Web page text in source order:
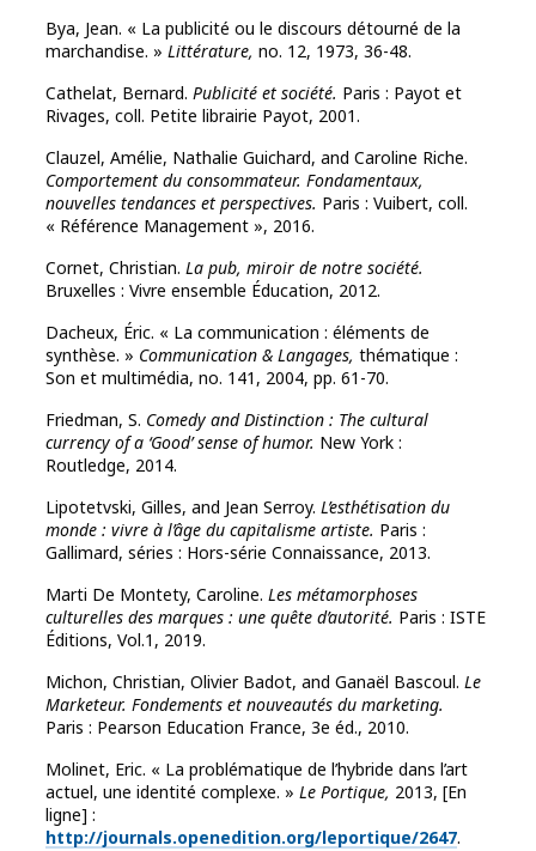
Bya, Jean. « La publicité ou le discours détourné de la
marchandise. » Littérature, no. 12, 1973, 36-48.
Cathelat, Bernard. Publicité et société. Paris : Payot et
Rivages, coll. Petite librairie Payot, 2001.
Clauzel, Amélie, Nathalie Guichard, and Caroline Riche.
Comportement du consommateur. Fondamentaux,
nouvelles tendances et perspectives. Paris : Vuibert, coll.
« Référence Management », 2016.
Cornet, Christian. La pub, miroir de notre société.
Bruxelles : Vivre ensemble Éducation, 2012.
Dacheux, Éric. « La communication : éléments de
synthèse. » Communication & Langages, thématique :
Son et multimédia, no. 141, 2004, pp. 61-70.
Friedman, S. Comedy and Distinction : The cultural
currency of a ‘Good’ sense of humor. New York :
Routledge, 2014.
Lipotetvski, Gilles, and Jean Serroy. L’esthétisation du
monde : vivre à l’âge du capitalisme artiste. Paris :
Gallimard, séries : Hors-série Connaissance, 2013.
Marti De Montety, Caroline. Les métamorphoses
culturelles des marques : une quête d’autorité. Paris : ISTE
Éditions, Vol.1, 2019.
Michon, Christian, Olivier Badot, and Ganaël Bascoul. Le
Marketeur. Fondements et nouveautés du marketing.
Paris : Pearson Education France, 3e éd., 2010.
Molinet, Eric. « La problématique de l’hybride dans l’art
actuel, une identité complexe. » Le Portique, 2013, [En
ligne] :
http://journals.openedition.org/leportique/2647.